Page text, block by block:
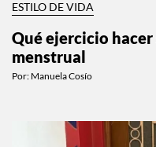
ESTILO DE VIDA
Qué ejercicio hacer
menstrual
Por: Manuela Cosío